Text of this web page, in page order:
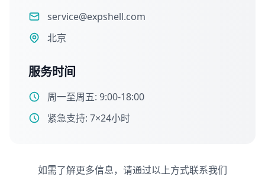
service@expshell.com
北京
服务时间
周一至周五: 9:00-18:00
紧急支持: 7×24小时
如需了解更多信息，请通过以上方式联系我们